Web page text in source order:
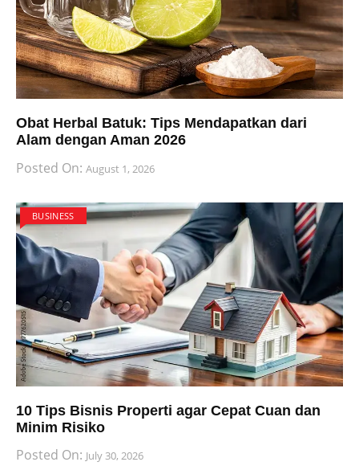
Obat Herbal Batuk: Tips Mendapatkan dari
Alam dengan Aman 2026
Posted On: August 1, 2026
BUSINESS
10 Tips Bisnis Properti agar Cepat Cuan dan
Minim Risiko
Posted On: July 30, 2026